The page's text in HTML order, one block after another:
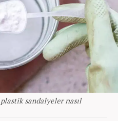
sandalyeler nasıl